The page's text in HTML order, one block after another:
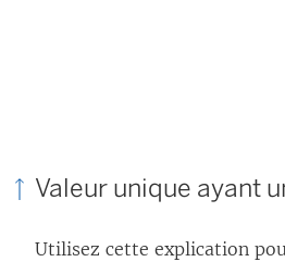
Valeur unique ayant
Utilisez cette explication